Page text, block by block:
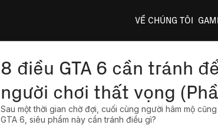
VỀ CHÚNG TÔI
8 điều GTA 6 cần tránh
người chơi thất vọng
Sau một thời gian chờ đợi, cuối cùng người hâm mộ
GTA 6, siêu phẩm này cần tránh điều gì?